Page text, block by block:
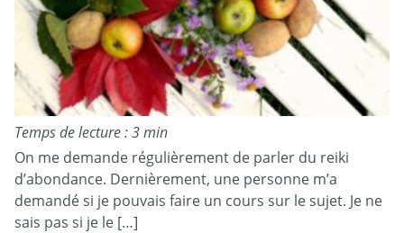
Temps de lecture : 3 min
On me demande régulièrement de parler du reiki
d’abondance. Dernièrement, une personne m’a
demandé si je pouvais faire un cours sur le sujet. Je ne
sais pas si je le […]